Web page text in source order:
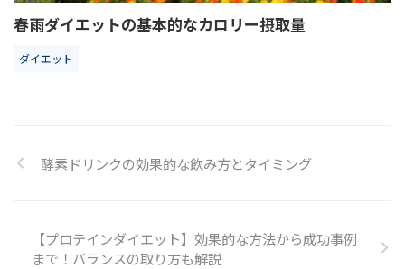
春雨ダイエットの基本的なカロリー摂取量
ダイエット
酵素ドリンクの効果的な飲み方とタイミング
【プロテインダイエット】効果的な方法から成功事例
まで！バランスの取り方も解説